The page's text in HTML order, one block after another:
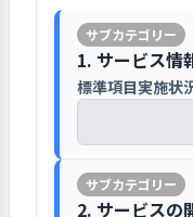
行事案内や
象に応じた
関係者に周
て「生活発
ると分析し
体の動向を
どのネット
か、業界誌
予算と実績
し、事業計
苦情があっ
付けし、園
意見や要望
応マニュア
に直接、ま
ナーに回答
ます。また
な関わり方
事故や災害を
録分析と再発
す
リスク発生
震を想定し
（BCP）」
やリーダー
修」や「コ
などの研修
果は、園長
ートに記録
小グループで
る（その１）
【前年度の
動（評価機
前年度は、
実践」を重
ました。そ
1. サービス情
標準項目実施状
【講評】
2. サービスの